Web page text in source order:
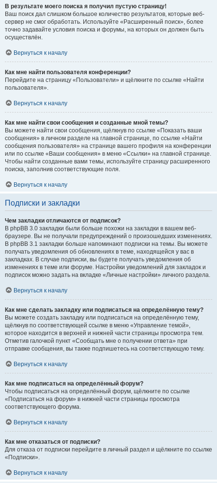
В результате моего поиска я получил пустую страницу!
Ваш поиск дал слишком большое количество результатов, которые веб-
сервер не смог обработать. Используйте «Расширенный поиск», более
точно задавайте условия поиска и форумы, на которых он должен быть
осуществлён.
Вернуться к началу
Как мне найти пользователя конференции?
Перейдите на страницу «Пользователи» и щёлкните по ссылке «Найти
пользователя».
Вернуться к началу
Как мне найти свои сообщения и созданные мной темы?
Вы можете найти свои сообщения, щёлкнув по ссылке «Показать ваши
сообщения» в личном разделе на главной странице, по ссылке «Найти
сообщения пользователя» на странице вашего профиля на конференции
или по ссылке «Ваши сообщения» в меню «Ссылки» на главной странице.
Чтобы найти созданные вами темы, используйте страницу расширенного
поиска, заполнив соответствующие поля.
Вернуться к началу
Подписки и закладки
Чем закладки отличаются от подписок?
В phpBB 3.0 закладки были больше похожи на закладки в вашем веб-
браузере. Вы не получали предупреждений о произошедших изменениях.
В phpBB 3.1 закладки больше напоминают подписки на темы. Вы можете
получать уведомления об обновлениях в теме, находящейся у вас в
закладках. В случае подписки, вы будете получать уведомления об
изменениях в теме или форуме. Настройки уведомлений для закладок и
подписок можно задать на вкладке «Личные настройки» личного раздела.
Вернуться к началу
Как мне сделать закладку или подписаться на определённую тему?
Вы можете создать закладку или подписаться на определённую тему,
щёлкнув по соответствующей ссылке в меню «Управление темой»,
которое находится в верхней и нижней части страницы просмотра тем.
Отметив галочкой пункт «Сообщать мне о получении ответа» при
отправке сообщения, вы также подпишетесь на соответствующую тему.
Вернуться к началу
Как мне подписаться на определённый форум?
Чтобы подписаться на определённый форум, щёлкните по ссылке
«Подписаться на форум» в нижней части страницы просмотра
соответствующего форума.
Вернуться к началу
Как мне отказаться от подписки?
Для отказа от подписки перейдите в личный раздел и щёлкните по ссылке
«Подписки».
Вернуться к началу